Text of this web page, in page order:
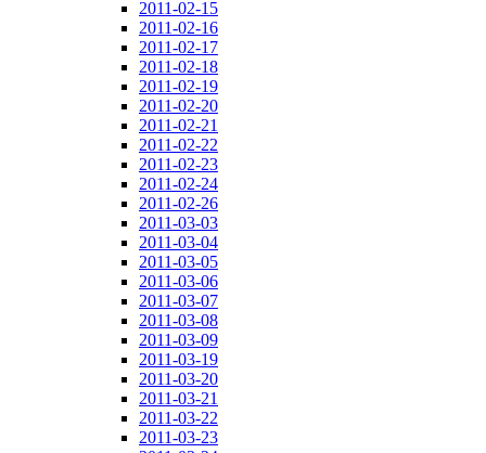
2011-02-15
2011-02-16
2011-02-17
2011-02-18
2011-02-19
2011-02-20
2011-02-21
2011-02-22
2011-02-23
2011-02-24
2011-02-26
2011-03-03
2011-03-04
2011-03-05
2011-03-06
2011-03-07
2011-03-08
2011-03-09
2011-03-19
2011-03-20
2011-03-21
2011-03-22
2011-03-23